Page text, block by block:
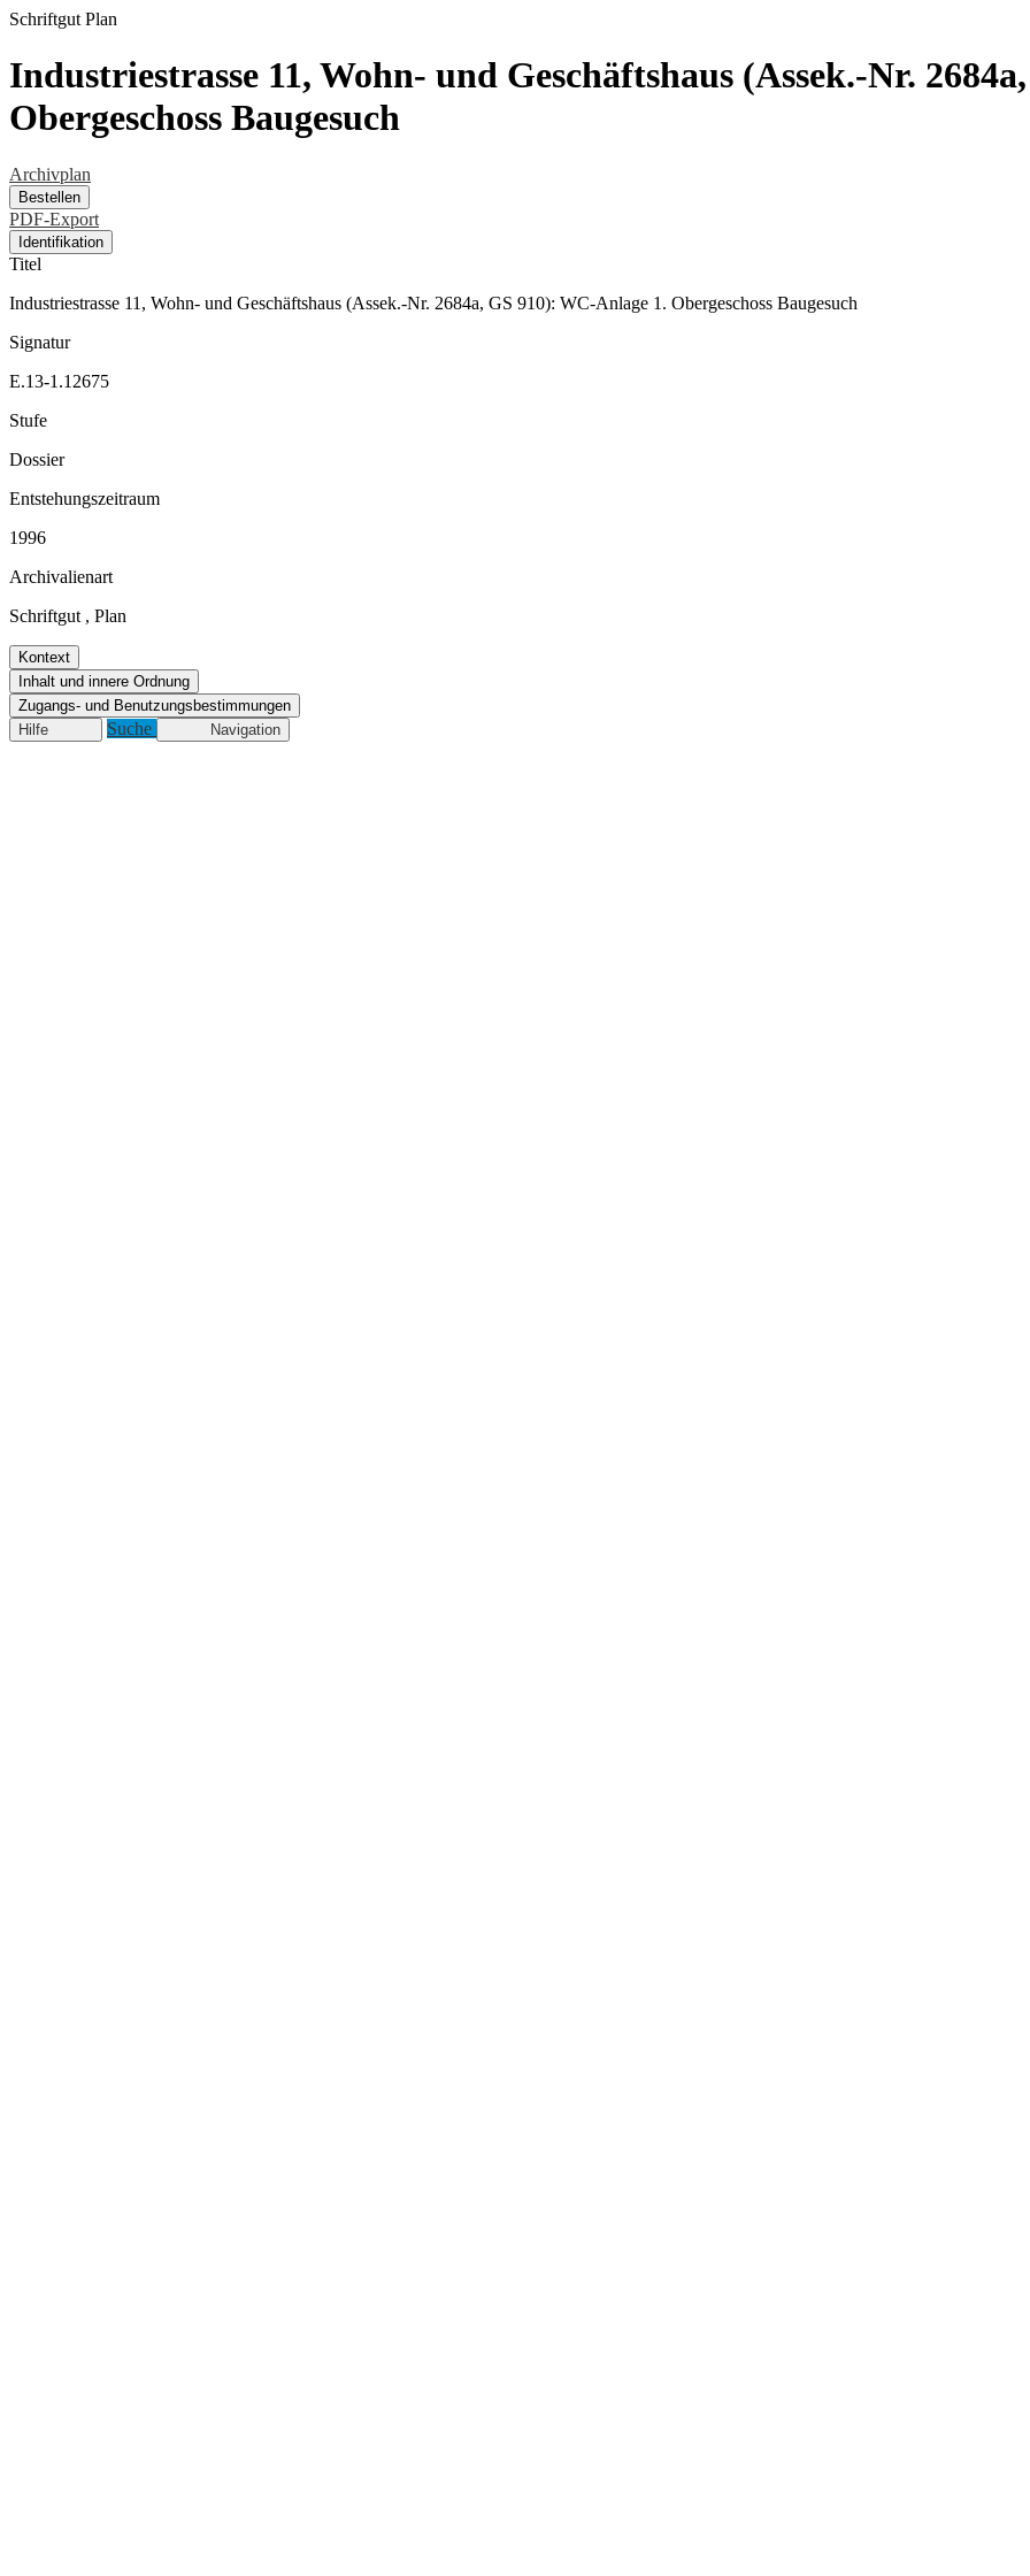
Schriftgut Plan
Industriestrasse 11, Wohn- und Geschäftshaus (Assek.-Nr.
Obergeschoss Baugesuch
Archivplan
Bestellen
PDF-Export
Identifikation
Titel
Industriestrasse 11, Wohn- und Geschäftshaus (Assek.-Nr. 2684a, GS 910): WC-Anlage 1. Obergeschoss Baugesuch
Signatur
E.13-1.12675
Stufe
Dossier
Entstehungszeitraum
1996
Archivalienart
Schriftgut , Plan
Kontext
Inhalt und innere Ordnung
Zugangs- und Benutzungsbestimmungen
Hilfe
Suche Navigation